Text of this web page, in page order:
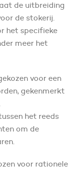
de uitbreiding
de stokerij.
het specifieke
meer het
voor een
gekenmerkt
het reeds
om de
voor rationele